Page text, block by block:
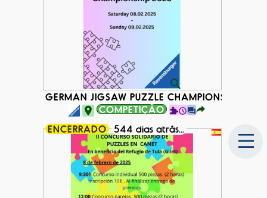
GERMAN JIGSAW PUZZLE CHAMPIONSHIP 2025
COMPETIÇÃO
ENCERRADO
544 dias atrás...